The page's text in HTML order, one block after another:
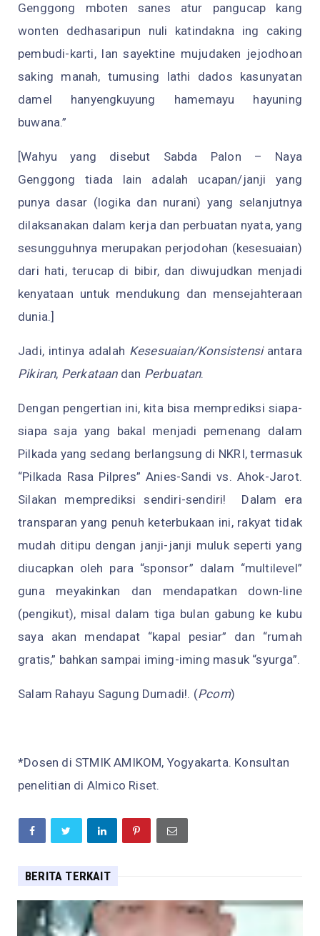
Genggong mboten sanes atur pangucap kang
wonten dedhasaripun nuli katindakna ing caking
pembudi-karti, lan sayektine mujudaken jejodhoan
saking manah, tumusing lathi dados kasunyatan
damel hanyengkuyung hamemayu hayuning
buwana.”
[Wahyu yang disebut Sabda Palon – Naya
Genggong tiada lain adalah ucapan/janji yang
punya dasar (logika dan nurani) yang selanjutnya
dilaksanakan dalam kerja dan perbuatan nyata, yang
sesungguhnya merupakan perjodohan (kesesuaian)
dari hati, terucap di bibir, dan diwujudkan menjadi
kenyataan untuk mendukung dan mensejahteraan
dunia.]
Jadi, intinya adalah Kesesuaian/Konsistensiantara
Pikiran, Perkataandan Perbuatan.
Dengan pengertian ini, kita bisa memprediksi siapa-
siapa saja yang bakal menjadi pemenang dalam
Pilkada yang sedang berlangsung di NKRI, termasuk
“Pilkada Rasa Pilpres” Anies-Sandi vs. Ahok-Jarot.
Silakan memprediksi sendiri-sendiri! Dalam era
transparan yang penuh keterbukaan ini, rakyat tidak
mudah ditipu dengan janji-janji muluk seperti yang
diucapkan oleh para “sponsor” dalam “multilevel”
guna meyakinkan dan mendapatkan down-line
(pengikut), misal dalam tiga bulan gabung ke kubu
saya akan mendapat “kapal pesiar” dan “rumah
gratis,” bahkan sampai iming-iming masuk “syurga”.
Salam Rahayu Sagung Dumadi!. (Pcom)
*Dosen di STMIK AMIKOM, Yogyakarta. Konsultan
penelitian di Almico Riset.
BERITA TERKAIT